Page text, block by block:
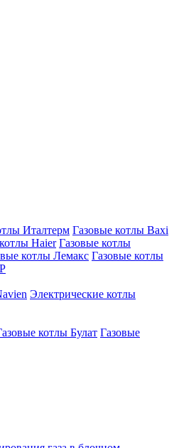
Италтерм Газовые котлы Baxi
Haier Газовые котлы
котлы Лемакс Газовые котлы
Электрические котлы
котлы Булат Газовые